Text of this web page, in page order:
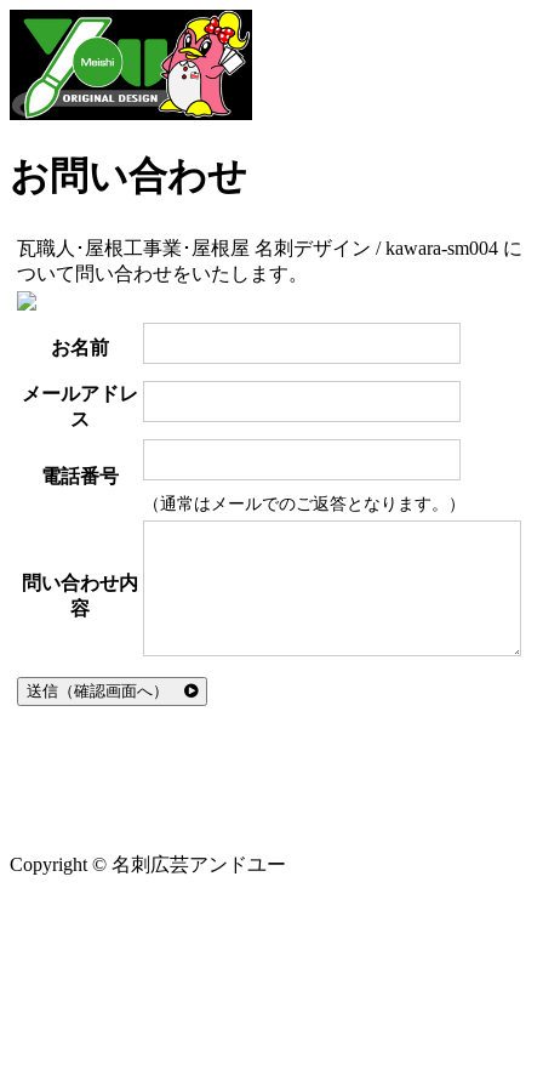
お問い合わせ
瓦職人･屋根工事業･屋根屋 名刺デザイン / kawara-sm004 に
ついて問い合わせをいたします。
お名前
メールアドレ
ス
電話番号
（通常はメールでのご返答となります。）
問い合わせ内
容
送信（確認画面へ）
Copyright © 名刺広芸アンドユー